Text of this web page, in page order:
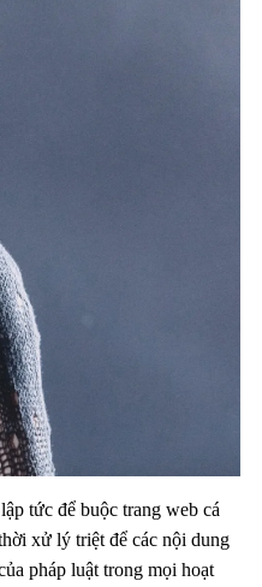
tức để buộc trang web cá
xử lý triệt để các nội dung
pháp luật trong mọi hoạt